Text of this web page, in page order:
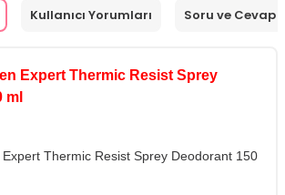
Kullanıcı Yorumları Soru ve Cevap
Expert Thermic Resist Sprey
ml
Thermic Resist Sprey Deodorant 150